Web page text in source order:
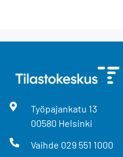
Työpajankatu 13
00580 Helsinki
Vaihde 029 551 1000